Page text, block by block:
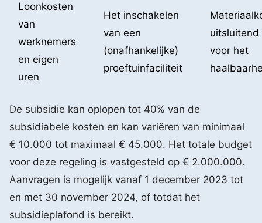
Loonkosten
van
werknemers
en eigen
uren
Het inschakelen
van een
(onafhankelijke)
proeftuinfaciliteit
uitsluitend
voor het
De subsidie kan oplopen tot 40% van de
subsidiabele kosten en kan variëren van minimaal
€ 10.000 tot maximaal € 45.000. Het totale budget
voor deze regeling is vastgesteld op € 2.000.000.
Aanvragen is mogelijk vanaf 1 december 2023 tot
en met 30 november 2024, of totdat het
subsidieplafond is bereikt.